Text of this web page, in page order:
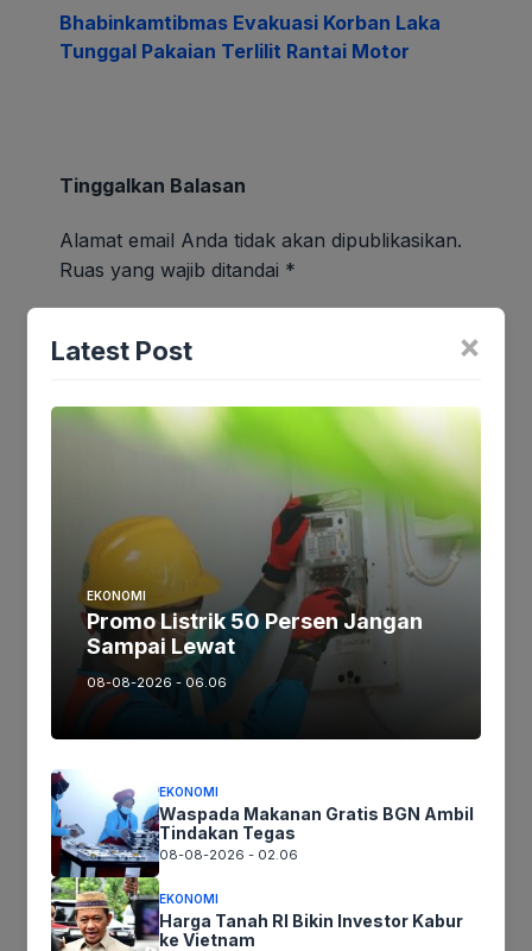
Bhabinkamtibmas Evakuasi Korban Laka
Tunggal Pakaian Terlilit Rantai Motor
Tinggalkan Balasan
Alamat email Anda tidak akan dipublikasikan.
Ruas yang wajib ditandai *
Nama*
Email *
Situs Web
×
Latest Post
EKONOMI
Promo Listrik 50 Persen Jangan
Sampai Lewat
08-08-2026 - 06.06
EKONOMI
Waspada Makanan Gratis BGN Ambil
Tindakan Tegas
08-08-2026 - 02.06
EKONOMI
Harga Tanah RI Bikin Investor Kabur
ke Vietnam